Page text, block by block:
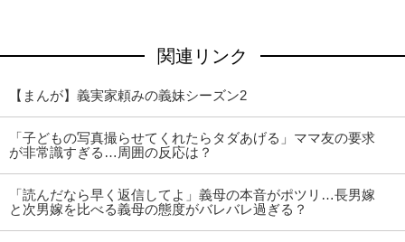
関連リンク
【まんが】義実家頼みの義妹シーズン2
「子どもの写真撮らせてくれたらタダあげる」ママ友の要求
が非常識すぎる…周囲の反応は？
「読んだなら早く返信してよ」義母の本音がポツリ…長男嫁
と次男嫁を比べる義母の態度がバレバレ過ぎる？